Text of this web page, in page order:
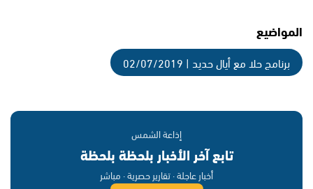
المواضيع
برنامج حلا مع أيال حديد | 02/07/2019
إذاعة الشمس
تابع آخر الأخبار بلحظة بلحظة
أخبار عاجلة · تقارير حصرية · مباشر